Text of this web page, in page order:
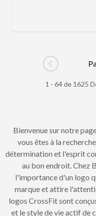
Go to
1 - 64 de 1625
Bienvenue sur notre
vous êtes à la
détermination et l'esprit
au bon endroit. Chez
l'importance d'un logo
marque et attire
logos CrossFit sont
et le style de vie actif de